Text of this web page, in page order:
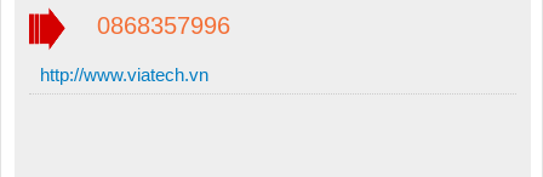
0868357996
http://www.viatech.vn